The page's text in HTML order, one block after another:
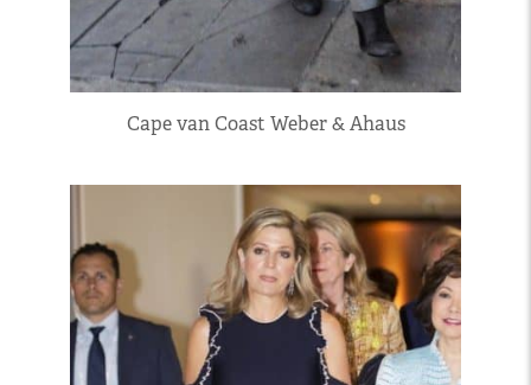
Cape van Coast Weber & Ahaus